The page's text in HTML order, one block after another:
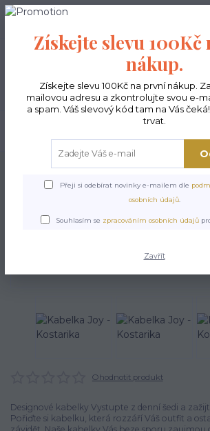
Kabelky ekologické Kabelky střední
Kabelka Joy -
Ohodnotit produkt
Designové kabelky Vystupte z denní šedi a
Pořiďte si kabelku, která rozzáří Váš outfit a
Získejte slevu 100Kč
nákup.
Získejte slevu 100Kč na první nákup.
mailovou adresu a zkontrolujte svou e-
a spam. Váš slevový kód tam na Vás
trvat.
Přeji si odebírat novinky e-mailem dle
osobních údajů.
Souhlasím se zpracováním osobních údajů
Zavřít